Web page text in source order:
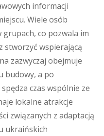
informacji
Wiele osób
grupach, co pozwala im
stworzyć wspierającą
zazwyczaj obejmuje
budowy, a po
czas wspólnie ze
lokalne atrakcje
związanych z adaptacją
ukraińskich